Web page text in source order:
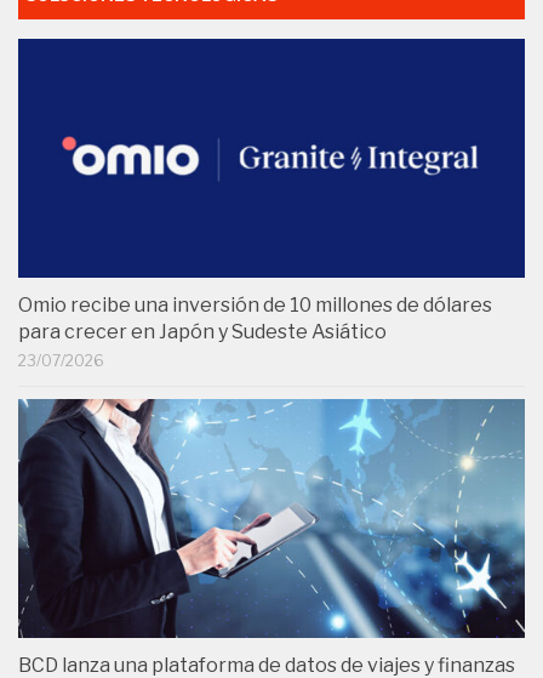
Omio recibe una inversión de 10 millones de dólares
para crecer en Japón y Sudeste Asiático
23/07/2026
BCD lanza una plataforma de datos de viajes y finanzas